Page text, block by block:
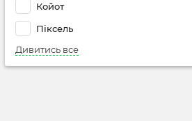
Койот
Піксель
Дивитись все